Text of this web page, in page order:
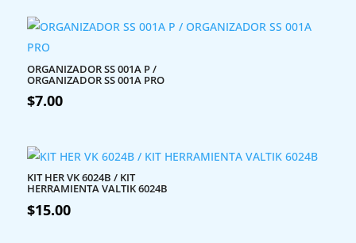
ORGANIZADOR SS 001A P /
ORGANIZADOR SS 001A PRO
$7.00
KIT HER VK 6024B / KIT
HERRAMIENTA VALTIK 6024B
$15.00